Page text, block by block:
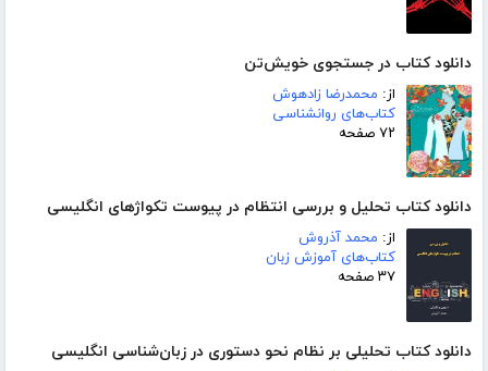
دانلود کتاب در جستجوی خویش‌تن
از: محمدرضا زادهوش
کتاب‌های روانشناسی
۷۲ صفحه
دانلود کتاب تحلیل و بررسی انتظام در پیوست تکواژهای انگلیسی
از: محمد آذروش
کتاب‌های آموزش زبان
۳۷ صفحه
دانلود کتاب تحلیلی بر نظام نحو دستوری در زبان‌شناسی انگلیسی